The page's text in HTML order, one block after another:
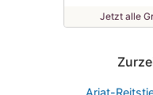
Jetzt alle
Ariat-